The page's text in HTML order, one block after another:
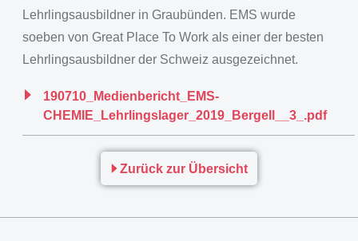
Lehrlingsausbildner in Graubünden. EMS wurde
soeben von Great Place To Work als einer der besten
Lehrlingsausbildner der Schweiz ausgezeichnet.
190710_Medienbericht_EMS-
CHEMIE_Lehrlingslager_2019_Bergell__3_.pdf
Zurück zur Übersicht